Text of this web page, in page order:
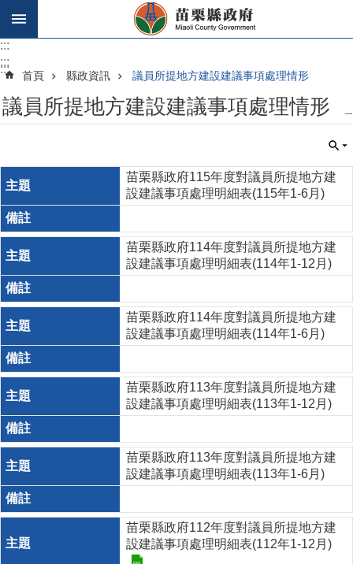
跳到主要內容區塊
:::
:::
::: 首頁 縣政資訊 議員所提地方建設建議事項處理情形
議員所提地方建設建議事項處理情形
苗栗縣政府115年度對議員所提地方建
設建議事項處理明細表(115年1-6月)
苗栗縣政府114年度對議員所提地方建
設建議事項處理明細表(114年1-12月)
苗栗縣政府114年度對議員所提地方建
設建議事項處理明細表(114年1-6月)
苗栗縣政府113年度對議員所提地方建
設建議事項處理明細表(113年1-12月)
苗栗縣政府113年度對議員所提地方建
設建議事項處理明細表(113年1-6月)
苗栗縣政府112年度對議員所提地方建
設建議事項處理明細表(112年1-12月)